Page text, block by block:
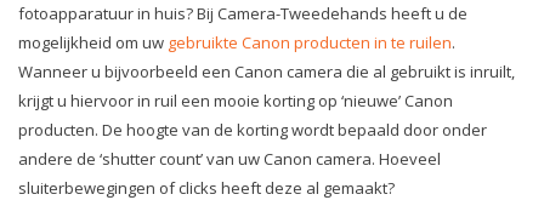
fotoapparatuur in huis? Bij Camera-Tweedehands heeft u de
mogelijkheid om uw gebruikte Canon producten in te ruilen.
Wanneer u bijvoorbeeld een Canon camera die al gebruikt is inruilt,
krijgt u hiervoor in ruil een mooie korting op ‘nieuwe’ Canon
producten. De hoogte van de korting wordt bepaald door onder
andere de ‘shutter count’ van uw Canon camera. Hoeveel
sluiterbewegingen of clicks heeft deze al gemaakt?